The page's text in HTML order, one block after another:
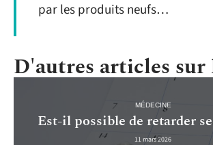
par les produits neufs…
D'autres articles sur
MÉDECINE
Est-il possible de retarder
11 mars 2026